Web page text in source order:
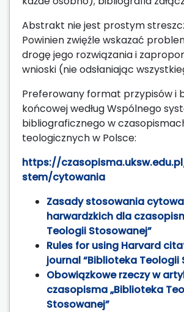
Abstrakt nie jest prostym
Powinien zwięźle wskazać
drogę jego rozwiązania i
wnioski (nie odsłaniając
Preferowany format przypisów i
końcowej według Wspólnego
bibliograficznego w
teologicznych w Polsce:
https://
stem/cytowania
Zasady stosowania
harwardzkich dla
Teologii Stosowanej”
Rules for using Harvard
journal “Biblioteka Teologii
Obowiązkowe rzeczy w
czasopisma „Biblioteka
Stosowanej”